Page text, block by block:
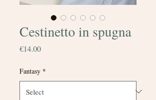
Cestinetto in spugna
€14.00Price
Fantasy *